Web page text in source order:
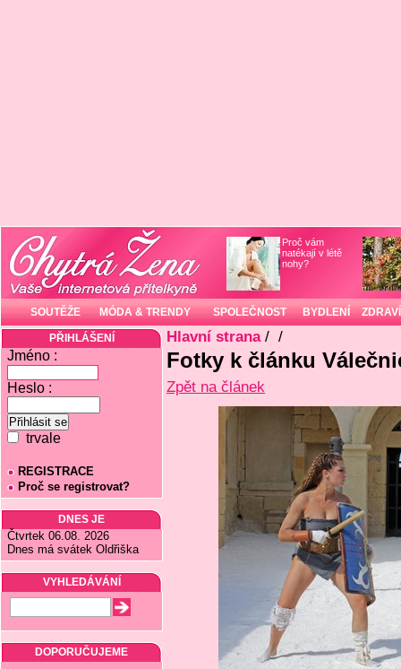
Proč vám
natékají v létě
nohy?
SOUTĚŽE MÓDA & TRENDY SPOLEČNOST BYDLENÍ ZDRAVÍ
PŘIHLÁŠENÍ
Jméno :
Heslo :
trvale
REGISTRACE
Proč se registrovat?
DNES JE
Čtvrtek 06.08. 2026
Dnes má svátek Oldřiška
VYHLEDÁVÁNÍ
DOPORUČUJEME
Hlavní strana/ /
Fotky k článku
Zpět na článek